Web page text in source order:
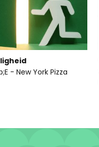
- New York Pizza